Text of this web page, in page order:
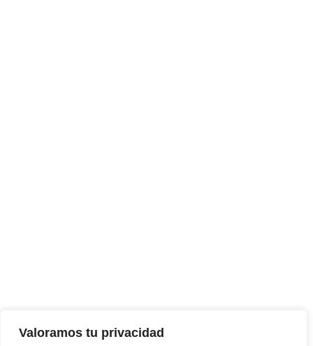
Valoramos tu privacidad